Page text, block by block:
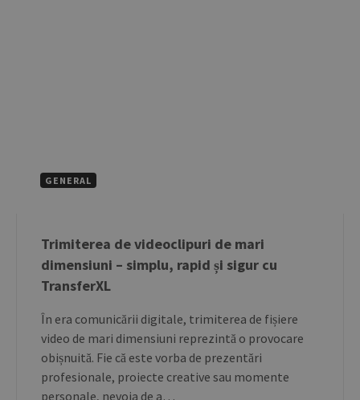
GENERAL
Trimiterea de videoclipuri de mari
dimensiuni – simplu, rapid și sigur cu
TransferXL
În era comunicării digitale, trimiterea de fișiere
video de mari dimensiuni reprezintă o provocare
obișnuită. Fie că este vorba de prezentări
profesionale, proiecte creative sau momente
personale, nevoia de a…